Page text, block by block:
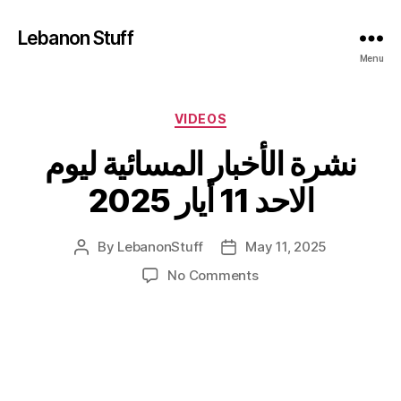
Lebanon Stuff
Menu
Categories
VIDEOS
نشرة الأخبار المسائية ليوم
الاحد 11 أيار 2025
Post
By LebanonStuff
PostMay 11, 2025
No Commentson